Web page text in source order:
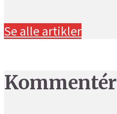
Se alle artikler
Kommentér